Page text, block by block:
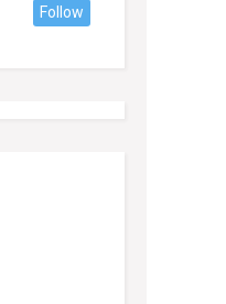
Follow